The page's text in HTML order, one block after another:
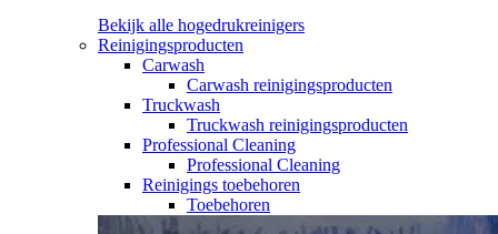
Bekijk alle hogedrukreinigers
Reinigingsproducten
Carwash
Carwash reinigingsproducten
Truckwash
Truckwash reinigingsproducten
Professional Cleaning
Professional Cleaning
Reinigings toebehoren
Toebehoren